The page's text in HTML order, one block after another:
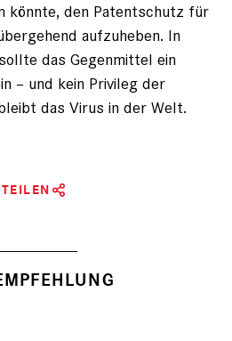
könnte, den Patentschutz für
aufzuheben. In
das Gegenmittel ein
– und kein Privileg der
das Virus in der Welt.
TEILEN